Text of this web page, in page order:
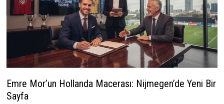
Emre Mor’un Hollanda Macerası: Nijmegen’de Yeni Bir
Sayfa